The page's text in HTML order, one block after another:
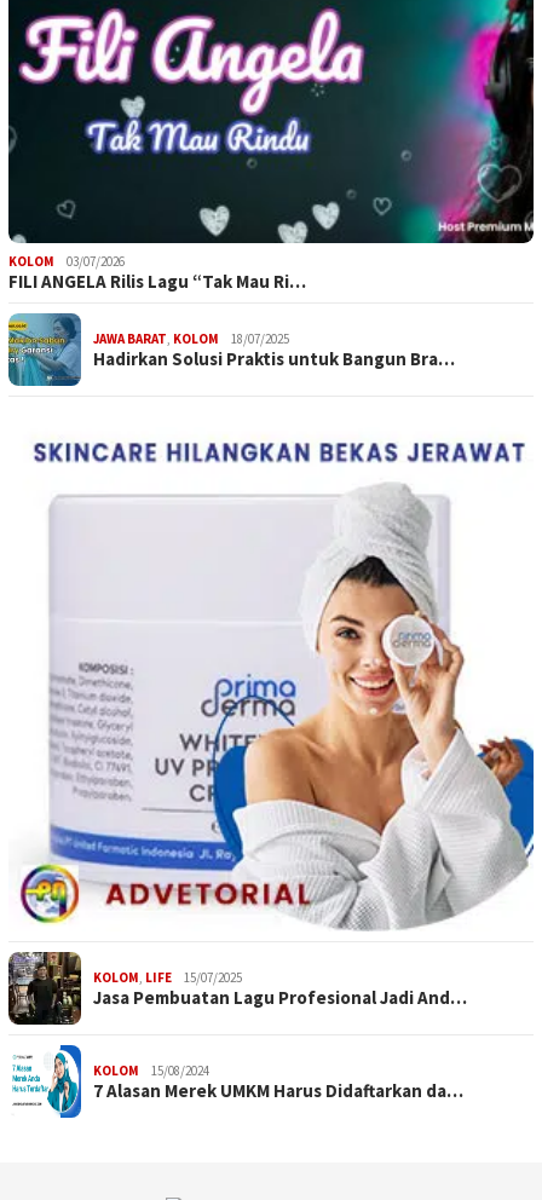
KOLOM 03/07/2026
FILI ANGELA Rilis Lagu “Tak Mau Ri…
JAWA BARAT KOLOM 18/07/2025
Hadirkan Solusi Praktis untuk Bangun Bra…
KOLOM LIFE 15/07/2025
Jasa Pembuatan Lagu Profesional Jadi And…
KOLOM 15/08/2024
7 Alasan Merek UMKM Harus Didaftarkan da…